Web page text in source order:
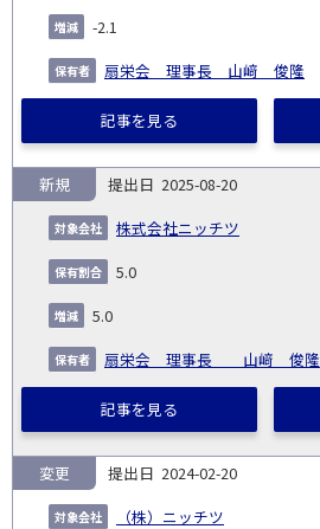
-2.1
扇栄会 理事長 山﨑 俊隆
記事を見る
2025-08-20
株式会社ニッチツ
新規
5.0
5.0
扇栄会 理事長 山﨑 俊隆
記事を見る
2024-02-20
（株）ニッチツ
変更